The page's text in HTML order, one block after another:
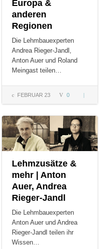
Europa &
anderen
Regionen
Die Lehmbauexperten
Andrea Rieger-Jandl,
Anton Auer und Roland
Meingast teilen…
FEBRUAR 23 0
Lehmbau
in Europa
& anderen
Regionen
Lehmzusätze &
mehr | Anton
Auer, Andrea
Rieger-Jandl
Die Lehmbauexperten
Anton Auer und Andrea
Rieger-Jandl teilen ihr
Wissen…